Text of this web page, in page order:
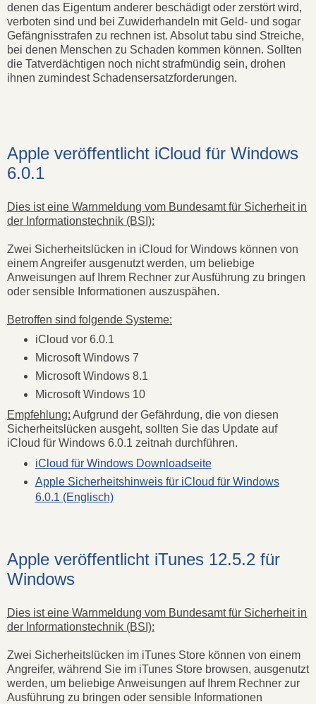
denen das Eigentum anderer beschädigt oder zerstört wird,
verboten sind und bei Zuwiderhandeln mit Geld- und sogar
Gefängnisstrafen zu rechnen ist. Absolut tabu sind Streiche,
bei denen Menschen zu Schaden kommen können. Sollten
die Tatverdächtigen noch nicht strafmündig sein, drohen
ihnen zumindest Schadensersatzforderungen.
Apple veröffentlicht iCloud für Windows
6.0.1
Dies ist eine Warnmeldung vom Bundesamt für Sicherheit in
der Informationstechnik (BSI):
Zwei Sicherheitslücken in iCloud for Windows können von
einem Angreifer ausgenutzt werden, um beliebige
Anweisungen auf Ihrem Rechner zur Ausführung zu bringen
oder sensible Informationen auszuspähen.
Betroffen sind folgende Systeme:
iCloud vor 6.0.1
Microsoft Windows 7
Microsoft Windows 8.1
Microsoft Windows 10
Empfehlung: Aufgrund der Gefährdung, die von diesen
Sicherheitslücken ausgeht, sollten Sie das Update auf
iCloud für Windows 6.0.1 zeitnah durchführen.
iCloud für Windows Downloadseite
Apple Sicherheitshinweis für iCloud für Windows
6.0.1 (Englisch)
Apple veröffentlicht iTunes 12.5.2 für
Windows
Dies ist eine Warnmeldung vom Bundesamt für Sicherheit in
der Informationstechnik (BSI):
Zwei Sicherheitslücken im iTunes Store können von einem
Angreifer, während Sie im iTunes Store browsen, ausgenutzt
werden, um beliebige Anweisungen auf Ihrem Rechner zur
Ausführung zu bringen oder sensible Informationen